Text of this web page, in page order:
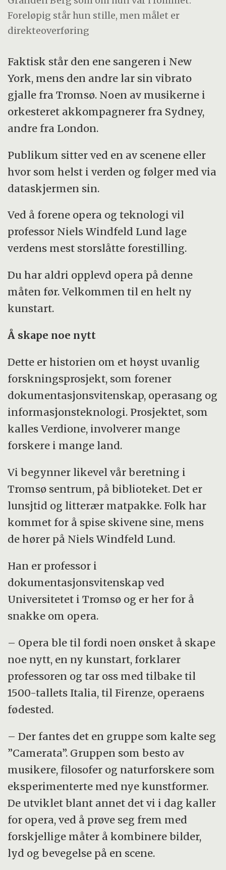
Foreløpig står hun stille, men målet er
direkteoverføring
Faktisk står den ene sangeren i New
York, mens den andre lar sin vibrato
gjalle fra Tromsø. Noen av musikerne i
orkesteret akkompagnerer fra Sydney,
andre fra London.
Publikum sitter ved en av scenene eller
hvor som helst i verden og følger med via
dataskjermen sin.
Ved å forene opera og teknologi vil
professor Niels Windfeld Lund lage
verdens mest storslåtte forestilling.
Du har aldri opplevd opera på denne
måten før. Velkommen til en helt ny
kunstart.
Å skape noe nytt
Dette er historien om et høyst uvanlig
forskningsprosjekt, som forener
dokumentasjonsvitenskap, operasang og
informasjonsteknologi. Prosjektet, som
kalles Verdione, involverer mange
forskere i mange land.
Vi begynner likevel vår beretning i
Tromsø sentrum, på biblioteket. Det er
lunsjtid og litterær matpakke. Folk har
kommet for å spise skivene sine, mens
de hører på Niels Windfeld Lund.
Han er professor i
dokumentasjonsvitenskap ved
Universitetet i Tromsø og er her for å
snakke om opera.
– Opera ble til fordi noen ønsket å skape
noe nytt, en ny kunstart, forklarer
professoren og tar oss med tilbake til
1500-tallets Italia, til Firenze, operaens
fødested.
– Der fantes det en gruppe som kalte seg
”Camerata”. Gruppen som besto av
musikere, filosofer og naturforskere som
eksperimenterte med nye kunstformer.
De utviklet blant annet det vi i dag kaller
for opera, ved å prøve seg frem med
forskjellige måter å kombinere bilder,
lyd og bevegelse på en scene.